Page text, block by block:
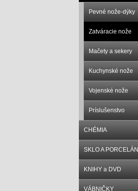
Pevné nože-dýky
Zatváracie nože
Mačety a sekery
Kuchynské nože
Vojenské nože
Príslušenstvo
CHÉMIA
SKLO A PORCELÁN
KNIHY a DVD
VÁBNIČKY